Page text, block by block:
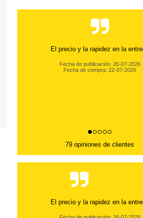
El precio y la rapidez en la
Fecha de publicación: 26-07-2026
Fecha de compra: 22-07-2026
79 opiniones de clientes
El precio y la rapidez en la